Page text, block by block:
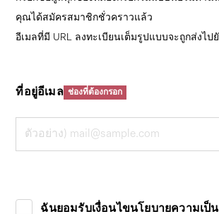
คุณได้สมัครสมาชิกชั่วคราวแล้ว
อีเมลที่มี URL ลงทะเบียนเต็มรูปแบบจะถูกส่งไป
ที่อยู่อีเมล ช่องที่ต้องกรอก
ฉันยอมรับเงื่อนไขนโยบายความเป็